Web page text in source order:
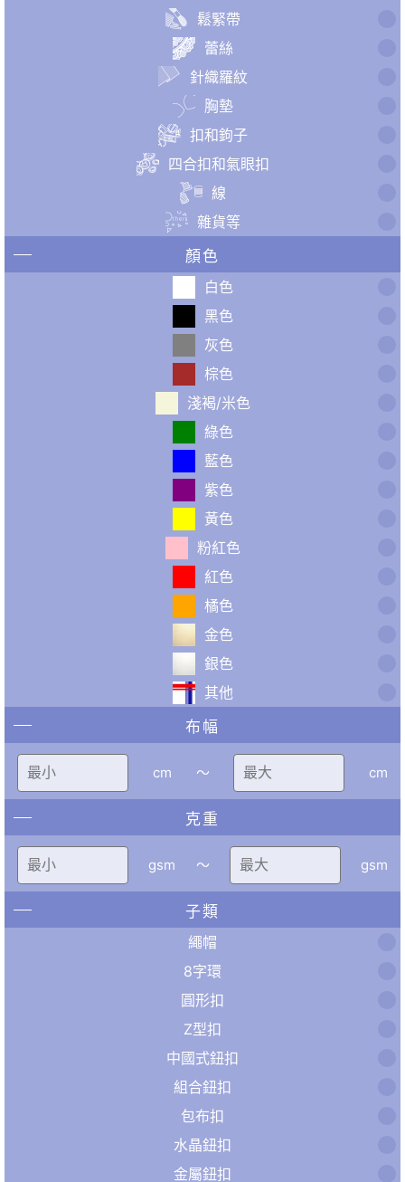
鬆緊帶
蕾絲
針織羅紋
胸墊
扣和鉤子
四合扣和氣眼扣
線
雜貨等
顏色
白色
黑色
灰色
棕色
淺褐/米色
綠色
藍色
紫色
黃色
粉紅色
紅色
橘色
金色
銀色
其他
布幅
cm 〜 cm
克重
gsm 〜 gsm
子類
繩帽
8字環
圓形扣
Z型扣
中國式鈕扣
組合鈕扣
包布扣
水晶鈕扣
金屬鈕扣